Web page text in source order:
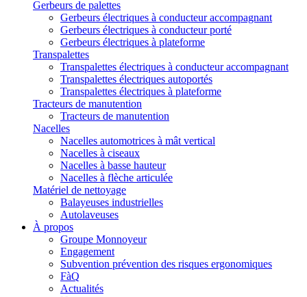
Gerbeurs de palettes
Gerbeurs électriques à conducteur accompagnant
Gerbeurs électriques à conducteur porté
Gerbeurs électriques à plateforme
Transpalettes
Transpalettes électriques à conducteur accompagnant
Transpalettes électriques autoportés
Transpalettes électriques à plateforme
Tracteurs de manutention
Tracteurs de manutention
Nacelles
Nacelles automotrices à mât vertical
Nacelles à ciseaux
Nacelles à basse hauteur
Nacelles à flèche articulée
Matériel de nettoyage
Balayeuses industrielles
Autolaveuses
À propos
Groupe Monnoyeur
Engagement
Subvention prévention des risques ergonomiques
FàQ
Actualités